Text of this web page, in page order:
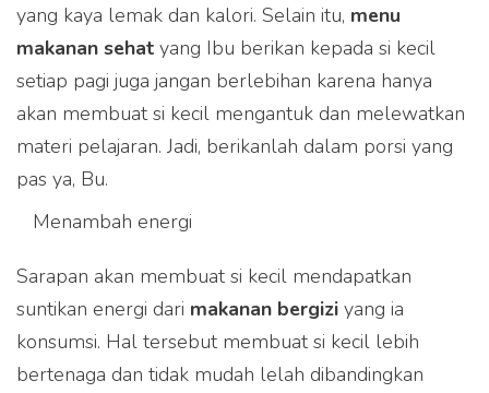
yang kaya lemak dan kalori. Selain itu, menu
makanan sehat yang Ibu berikan kepada si kecil
setiap pagi juga jangan berlebihan karena hanya
akan membuat si kecil mengantuk dan melewatkan
materi pelajaran. Jadi, berikanlah dalam porsi yang
pas ya, Bu.
Menambah energi
Sarapan akan membuat si kecil mendapatkan
suntikan energi dari makanan bergizi yang ia
konsumsi. Hal tersebut membuat si kecil lebih
bertenaga dan tidak mudah lelah dibandingkan